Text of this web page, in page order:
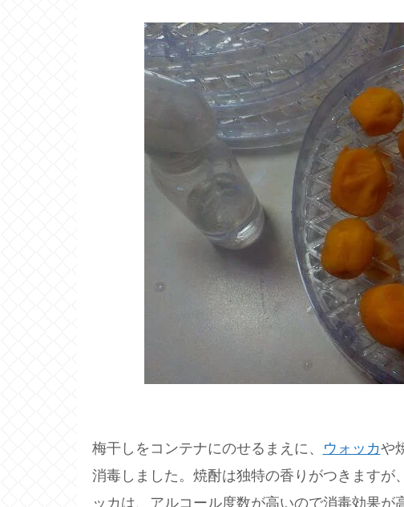
梅干しをコンテナにのせるまえに、 ウォッカや
消毒しました。焼酎は独特の香りがつきますが
ッカは、アルコール度数が高いので消毒効果が